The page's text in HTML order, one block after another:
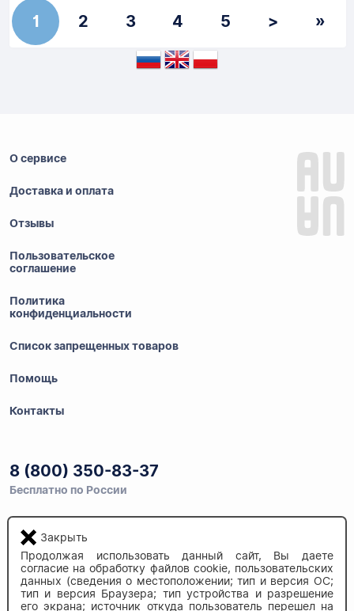
1 2 3 4 5 > »
О сервисе
Доставка и оплата
Отзывы
Пользовательское
соглашение
Политика
конфиденциальности
Список запрещенных товаров
Помощь
Контакты
8 (800) 350-83-37
Бесплатно по России
Напишите нам
info@auau.market
236027, г.Калининград
Закрыть
Продолжая использовать данный сайт, Вы даете
согласие на обработку файлов cookie, пользовательских
данных (сведения о местоположении; тип и версия ОС;
тип и версия Браузера; тип устройства и разрешение
его экрана; источник откуда пользователь перешел на